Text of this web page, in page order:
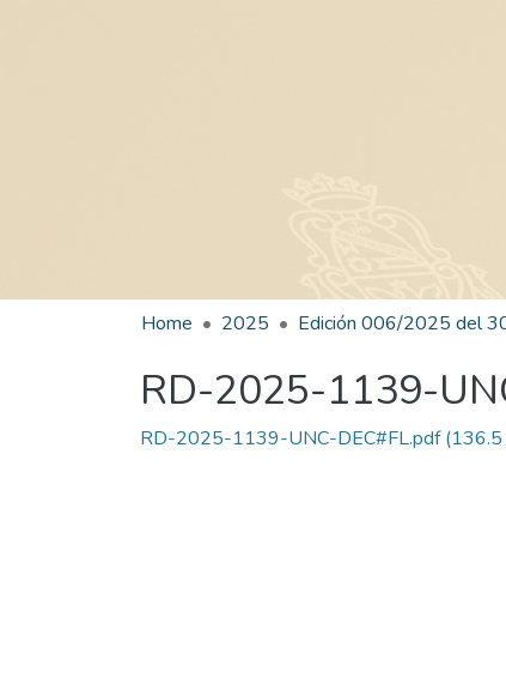
Home 2025
RD-2025-1139-
RD-2025-1139-UNC-DEC#FL.pdf(136.5